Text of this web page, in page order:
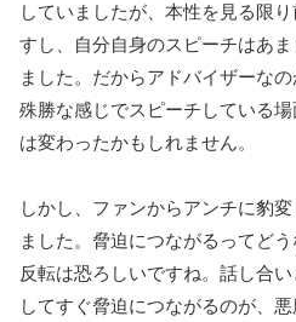
していましたが、本性を見る限
すし、自分自身のスピーチはあ
ました。だからアドバイザーなの
殊勝な感じでスピーチしている
は変わったかもしれません。
しかし、ファンからアンチに豹
ました。脅迫につながるってど
反転は恐ろしいですね。話し合
してすぐ脅迫につながるのが、